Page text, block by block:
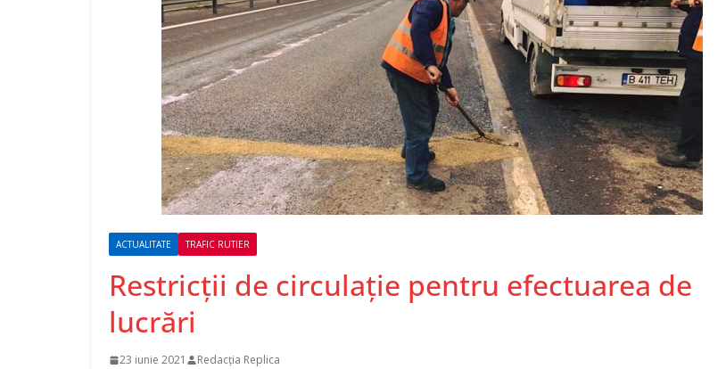
ACTUALITATE TRAFIC RUTIER
Restricții de circulație pentru efectuarea de
lucrări
23 iunie 2021 Redacția Replica